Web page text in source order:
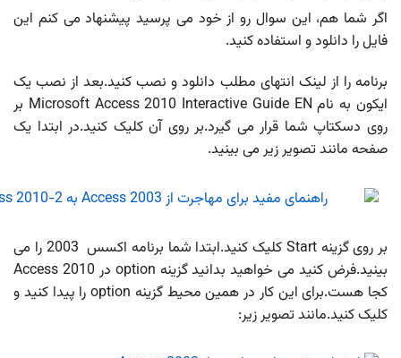
این سوال رو از خود می پرسید پیشنهاد می کنم این
و استفاده کنید.
لینک انتهای مطلب دانلود و نصب کنید.بعد از نصب یک
ایکون به نام Microsoft Access 2010 Interactive Guide EN بر
شما قرار می گیرد.بر روی آن کلیک کنید.در ابتدا یک
زیر می بینید.
بر روی گزینه Start کلیک کنید.ابتدا شما برنامه اکسس 2003 را می
بینید.فرض کنید می خواهید بدانید گزینه option در Access 2010
کجا هست.برای این کار در همین محیط گزینه option را پیدا کنید و
تصویر زیر: